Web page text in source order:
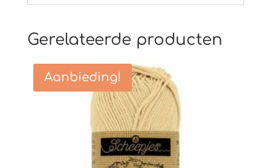
Gerelateerde producten
Aanbieding!